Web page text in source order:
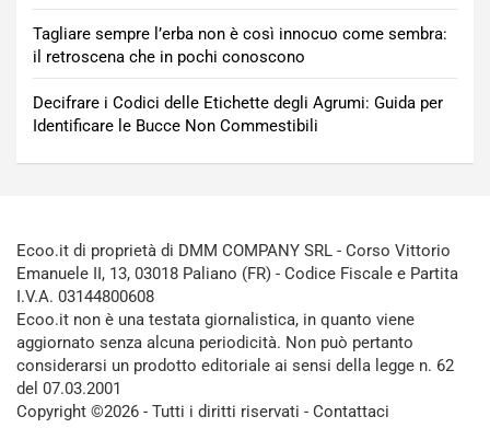
Tagliare sempre l’erba non è così innocuo come sembra:
il retroscena che in pochi conoscono
Decifrare i Codici delle Etichette degli Agrumi: Guida per
Identificare le Bucce Non Commestibili
Ecoo.it di proprietà di DMM COMPANY SRL - Corso Vittorio
Emanuele II, 13, 03018 Paliano (FR) - Codice Fiscale e Partita
I.V.A. 03144800608
Ecoo.it non è una testata giornalistica, in quanto viene
aggiornato senza alcuna periodicità. Non può pertanto
considerarsi un prodotto editoriale ai sensi della legge n. 62
del 07.03.2001
Copyright ©2026 - Tutti i diritti riservati - Contattaci